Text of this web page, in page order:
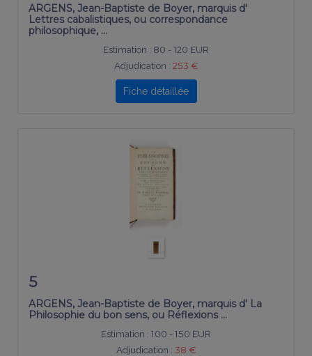
ARGENS, Jean-Baptiste de Boyer, marquis d'
Lettres cabalistiques, ou correspondance
philosophique, …
Estimation : 80 - 120 EUR
Adjudication : 253 €
Fiche détaillée
5
ARGENS, Jean-Baptiste de Boyer, marquis d' La
Philosophie du bon sens, ou Réflexions …
Estimation : 100 - 150 EUR
Adjudication : 38 €